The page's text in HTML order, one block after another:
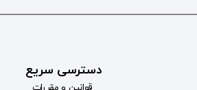
دسترسی سریع